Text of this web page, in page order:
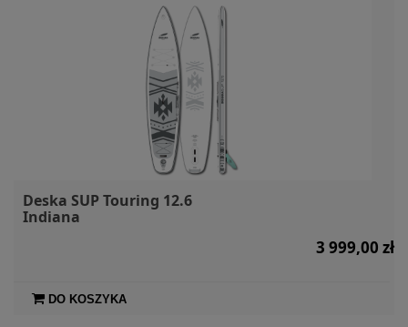
Deska SUP Touring 12.6
Indiana
3 999,00 zł
DO KOSZYKA